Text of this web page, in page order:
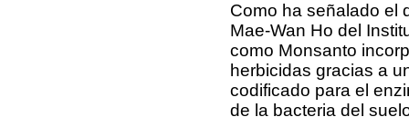
Como ha señalado el
Mae-Wan Ho del
como Monsanto
herbicidas gracias a
codificado para el
de la bacteria del